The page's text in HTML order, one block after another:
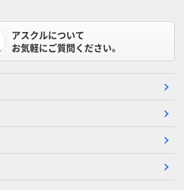
アスクルについて
お気軽にご質問ください。